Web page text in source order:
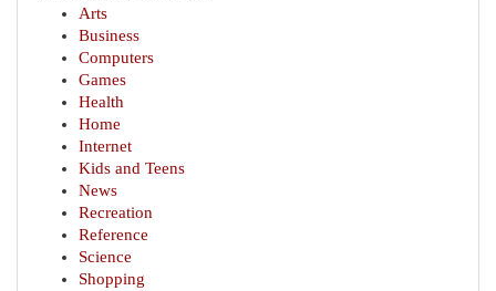
Arts
Business
Computers
Games
Health
Home
Internet
Kids and Teens
News
Recreation
Reference
Science
Shopping